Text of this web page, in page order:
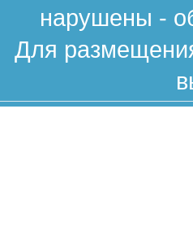
нарушены -
Для